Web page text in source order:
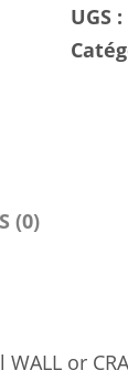
UGS :
(0)
or